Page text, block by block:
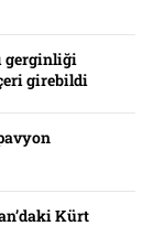
gerginliği
girebildi
Kürt